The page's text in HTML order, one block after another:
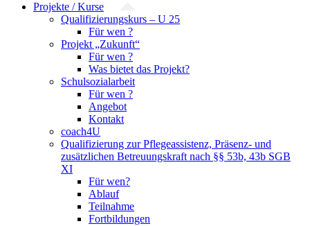
Projekte / Kurse
Qualifizierungskurs – U 25
Für wen ?
Projekt „Zukunft“
Für wen ?
Was bietet das Projekt?
Schulsozialarbeit
Für wen ?
Angebot
Kontakt
coach4U
Qualifizierung zur Pflegeassistenz, Präsenz- und
zusätzlichen Betreuungskraft nach §§ 53b, 43b SGB
XI
Für wen?
Ablauf
Teilnahme
Fortbildungen